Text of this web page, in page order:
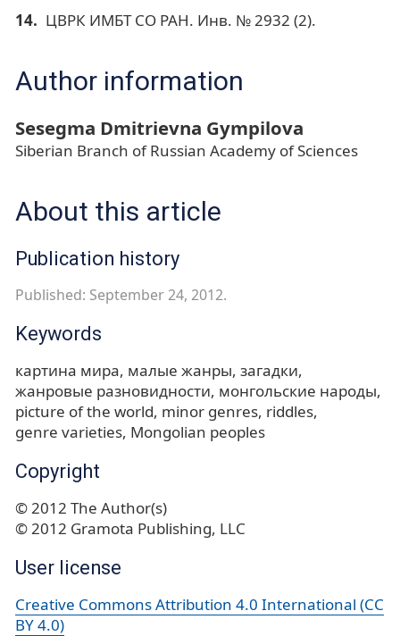
ЦВРК ИМБТ СО РАН. Инв. № 2932 (2).
Author information
Sesegma Dmitrievna Gympilova
Siberian Branch of Russian Academy of Sciences
About this article
Publication history
Published: September 24, 2012.
Keywords
картина мира малые жанры загадки
жанровые разновидности монгольские народы
picture of the world minor genres riddles
genre varieties Mongolian peoples
Copyright
© 2012 The Author(s)
© 2012 Gramota Publishing, LLC
User license
Creative Commons Attribution 4.0 International (CC
BY 4.0)